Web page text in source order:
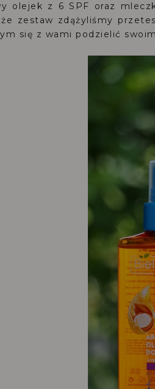
olejek z 6 SPF oraz
że zestaw zdążyliśmy
się z wami podzielić